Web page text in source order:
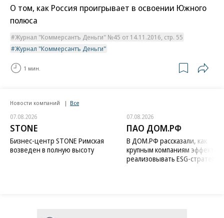
О том, как Россия проигрывает в освоении Южного
полюса
Журнал "Коммерсантъ Деньги" №45 от 14.11.2016, стр. 55
Журнал "Коммерсантъ Деньги"
1 мин.
Новости компаний Все
07.08.2026
STONE
Бизнес-центр STONE Римская
возведен в полную высоту
07.08.2026
ПАО ДОМ.РФ
В ДОМ.РФ рассказали, как
крупным компаниям
реализовывать ESG-стратегию